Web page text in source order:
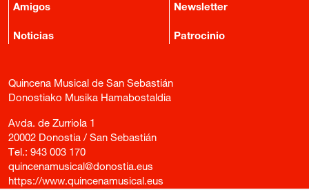
Amigos
Noticias
Newsletter
Patrocinio
Quincena Musical de San Sebastián
Donostiako Musika Hamabostaldia
Avda. de Zurriola 1
20002 Donostia / San Sebastián
Tel.: 943 003 170
quincenamusical@donostia.eus
https://www.quincenamusical.eus